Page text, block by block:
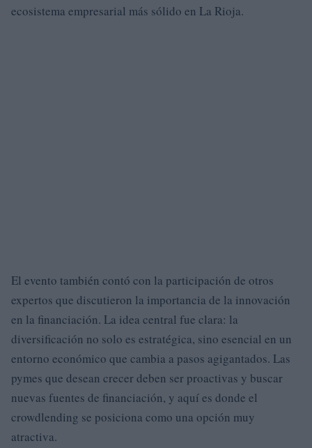
ecosistema empresarial más sólido en La Rioja.
El evento también contó con la participación de otros
expertos que discutieron la importancia de la innovación
en la financiación. La idea central fue clara: la
diversificación no solo es estratégica, sino esencial en un
entorno económico que cambia a pasos agigantados. Las
pymes que desean crecer deben ser proactivas y buscar
nuevas fuentes de financiación, y aquí es donde el
crowdlending se posiciona como una opción muy
atractiva.